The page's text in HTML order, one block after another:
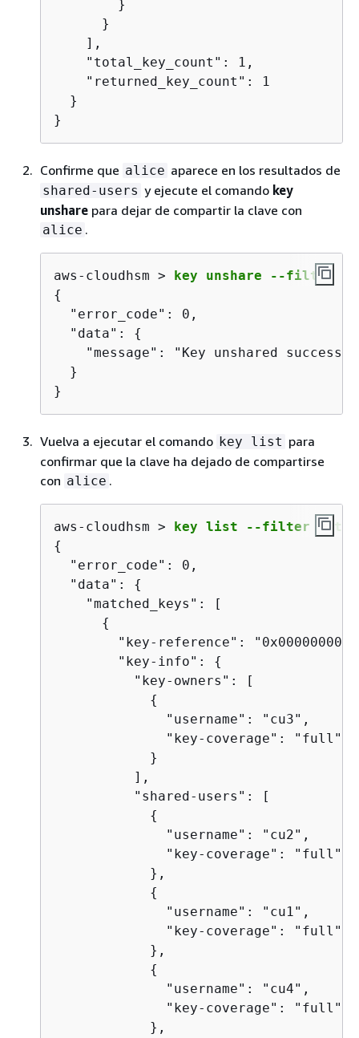
        }
      }
    ],
    "total_key_count": 1,
    "returned_key_count": 1
  }
}
Confirme que alice aparece en los resultados de
shared-users y ejecute el comando key
unshare para dejar de compartir la clave con
alice .
aws-cloudhsm > key unshare --filter
{
  "error_code": 0,
  "data":
{
"message": "Key unshared
  }
}
Vuelva a ejecutar el comando key list para
confirmar que la clave ha dejado de compartirse
con alice .
aws-cloudhsm > key list --filter
{
  "error_code": 0,
  "data":
{
    "matched_keys": [
{
"key-reference":
        "key-info":
{
          "key-owners": [
{
              "username": "cu3",
              "key-coverage": "full"
            }
          ],
          "shared-users": [
{
              "username": "cu2",
              "key-coverage": "full"
            },
{
              "username": "cu1",
              "key-coverage": "full"
            },
{
              "username": "cu4",
              "key-coverage": "full"
            },